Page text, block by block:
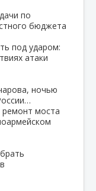
по
бюджета
под ударом:
атаки
ночью
ремонт моста